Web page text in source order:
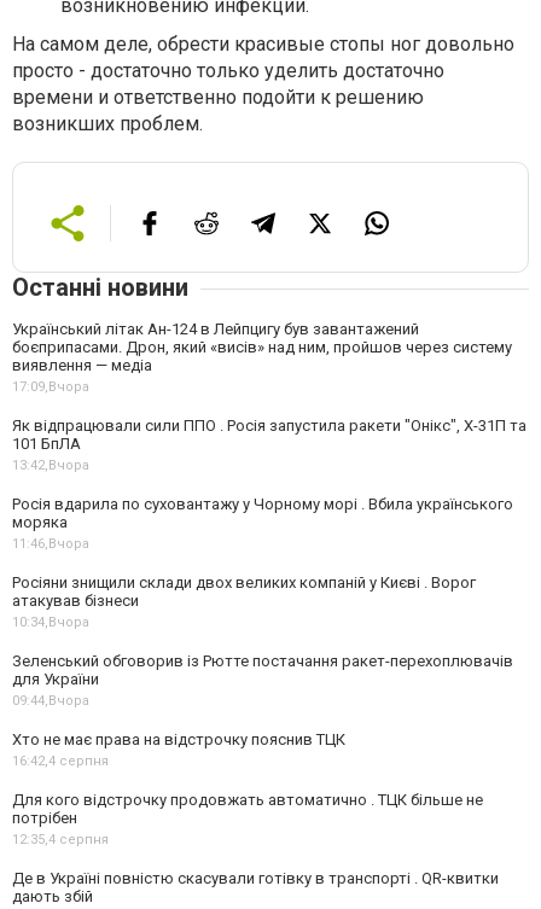
возникновению инфекции.
На самом деле, обрести красивые стопы ног довольно
просто - достаточно только уделить достаточно
времени и ответственно подойти к решению
возникших проблем.
Останні новини
Український літак Ан-124 в Лейпцигу був завантажений
боєприпасами. Дрон, який «висів» над ним, пройшов через систему
виявлення — медіа
17:09,Вчора
Як відпрацювали сили ППО . Росія запустила ракети "Онікс", Х-31П та
101 БпЛА
13:42,Вчора
Росія вдарила по суховантажу у Чорному морі . Вбила українського
моряка
11:46,Вчора
Росіяни знищили склади двох великих компаній у Києві . Ворог
атакував бізнеси
10:34,Вчора
Зеленський обговорив із Рютте постачання ракет-перехоплювачів
для України
09:44,Вчора
Хто не має права на відстрочку пояснив ТЦК
16:42,4 серпня
Для кого відстрочку продовжать автоматично . ТЦК більше не
потрібен
12:35,4 серпня
Де в Україні повністю скасували готівку в транспорті . QR-квитки
дають збій